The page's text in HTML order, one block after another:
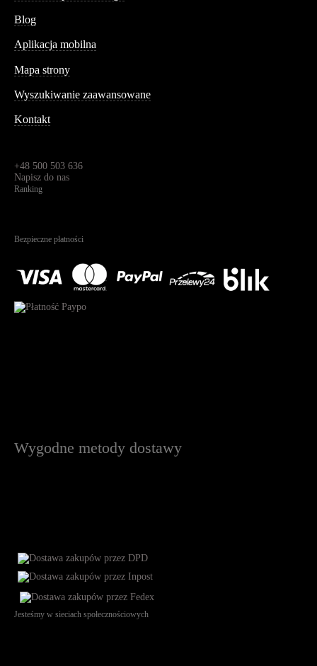
Blog
Aplikacja mobilna
Mapa strony
Wyszukiwanie zaawansowane
Kontakt
+48 500 503 636
Napisz do nas
Ranking
Bezpieczne płatności
Wygodne metody dostawy
Jesteśmy w sieciach społecznościowych